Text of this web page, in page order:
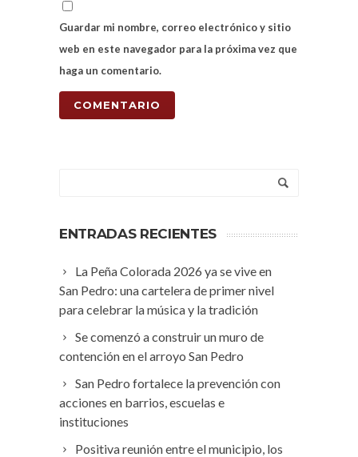
Guardar mi nombre, correo electrónico y sitio
web en este navegador para la próxima vez que
haga un comentario.
ENTRADAS RECIENTES
La Peña Colorada 2026 ya se vive en
San Pedro: una cartelera de primer nivel
para celebrar la música y la tradición
Se comenzó a construir un muro de
contención en el arroyo San Pedro
San Pedro fortalece la prevención con
acciones en barrios, escuelas e
instituciones
Positiva reunión entre el municipio, los